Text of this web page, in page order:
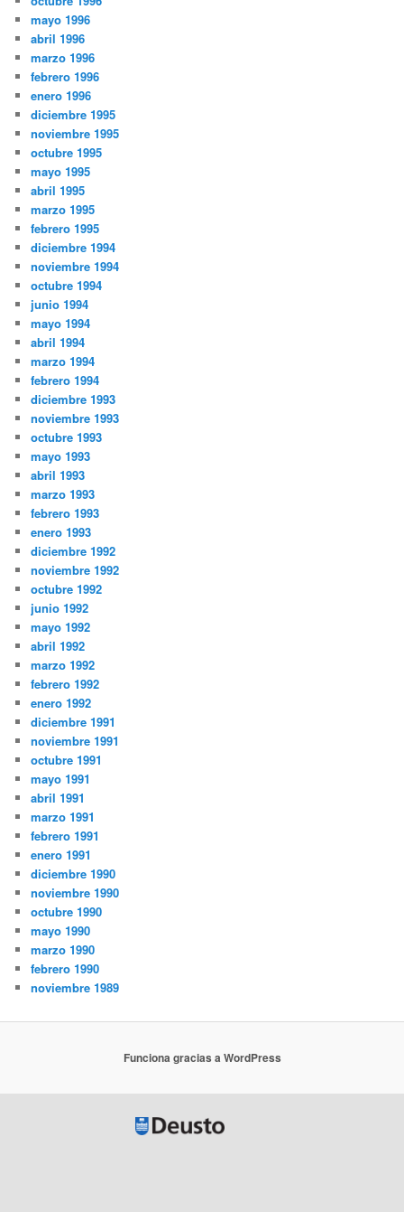
mayo 1996
abril 1996
marzo 1996
febrero 1996
enero 1996
diciembre 1995
noviembre 1995
octubre 1995
mayo 1995
abril 1995
marzo 1995
febrero 1995
diciembre 1994
noviembre 1994
octubre 1994
junio 1994
mayo 1994
abril 1994
marzo 1994
febrero 1994
diciembre 1993
noviembre 1993
octubre 1993
mayo 1993
abril 1993
marzo 1993
febrero 1993
enero 1993
diciembre 1992
noviembre 1992
octubre 1992
junio 1992
mayo 1992
abril 1992
marzo 1992
febrero 1992
enero 1992
diciembre 1991
noviembre 1991
octubre 1991
mayo 1991
abril 1991
marzo 1991
febrero 1991
enero 1991
diciembre 1990
noviembre 1990
octubre 1990
mayo 1990
marzo 1990
febrero 1990
noviembre 1989
Funciona gracias a WordPress